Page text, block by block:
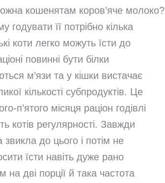
кошенятам коров’яче молоко?
її потрібно кілька
коти легко можуть їсти до
повинні бути білки
м’язи та у кішки вистачає
кількості субпродуктів. Це
п’ятого місяця раціон годівлі
котів регулярності. Завжди
до цього і потім не
їсти навіть дуже рано
на дві порції й така частота